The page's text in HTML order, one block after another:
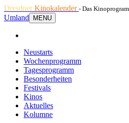
DresdnerKinokalender - Das
Umland
MENU
Neustarts
Wochenprogramm
Tagesprogramm
Besonderheiten
Festivals
Kinos
Aktuelles
Kolumne